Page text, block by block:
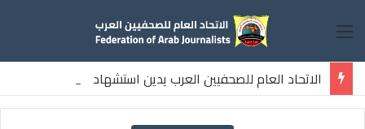
القائمة
الاتحاد العام للصحفيين العرب يدين استشهاد
ثلاثة صحفيين فلسطينيين باستهداف إسرائيلي وسط قطاع غزة